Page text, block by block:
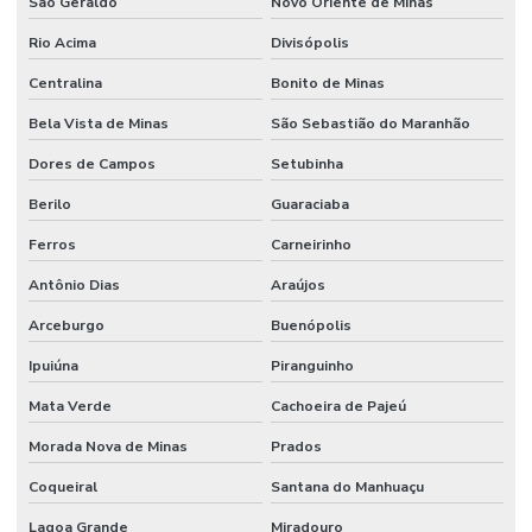
Rio Acima Divisópolis
Centralina Bonito de Minas
Bela Vista de Minas São Sebastião do Maranhão
Dores de Campos Setubinha
Berilo Guaraciaba
Ferros Carneirinho
Antônio Dias Araújos
Arceburgo Buenópolis
Ipuiúna Piranguinho
Mata Verde Cachoeira de Pajeú
Morada Nova de Minas Prados
Coqueiral Santana do Manhuaçu
Lagoa Grande Miradouro